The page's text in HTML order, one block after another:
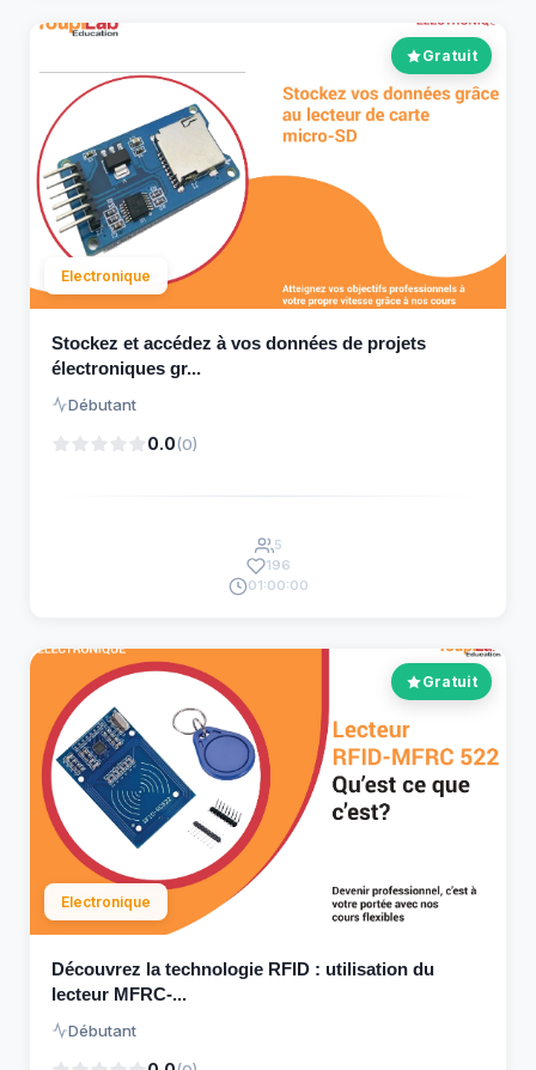
Gratuit
Electronique
Stockez et accédez à vos données de projets
électroniques gr...
Débutant
0.0(0)
5
196
01:00:00
Gratuit
Electronique
Découvrez la technologie RFID : utilisation du
lecteur MFRC-...
Débutant